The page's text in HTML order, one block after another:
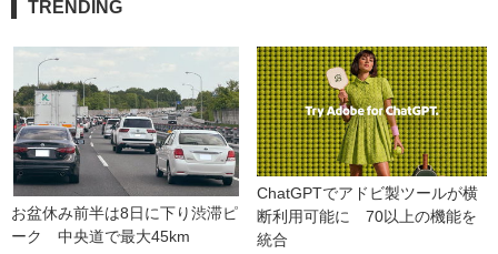
TRENDING
お盆休み前半は8日に下り渋滞ピ
ーク　中央道で最大45km
ChatGPTでアドビ製ツールが横
断利用可能に　70以上の機能を
統合